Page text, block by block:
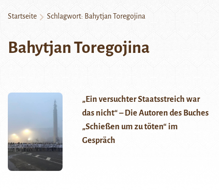
Startseite Schlagwort: Bahytjan Toregojina
Bahytjan Toregojina
„Ein versuchter Staatsstreich war
das nicht“ – Die Autoren des Buches
„Schießen um zu töten“ im
Gespräch